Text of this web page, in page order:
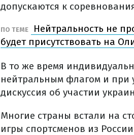
допускаются к
ПО ТЕМЕ
Нейтральность не
будет присутствовать на
В то же время
нейтральным флагом и при
дискуссия об участии
Многие страны встали на
игры спортсменов из